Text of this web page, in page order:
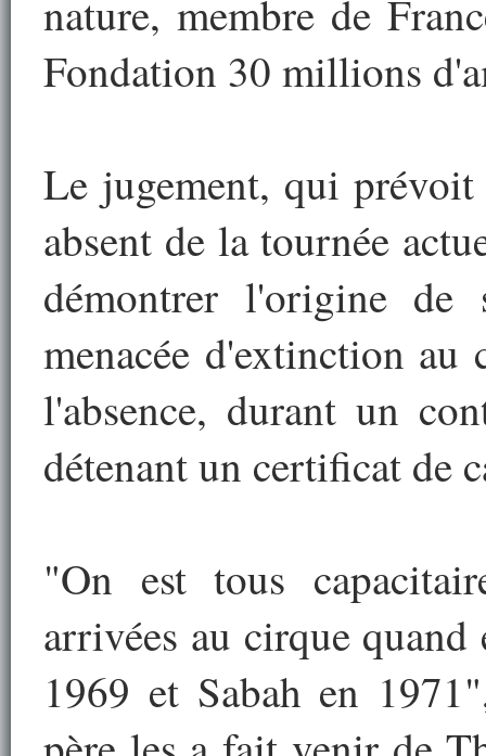
nature, membre de
Fondation 30 millions
Le jugement, qui prévoit
absent de la tournée
démontrer l'origine de
menacée d'extinction au
l'absence, durant un
détenant un certificat de
"On est tous
arrivées au cirque
1969 et Sabah en